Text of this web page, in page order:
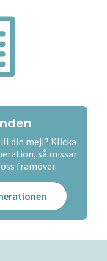
din mejl? Klicka
så missar
framöver.